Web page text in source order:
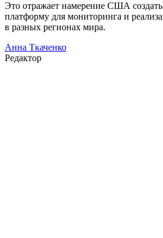
Это отражает намерение США
платформу для мониторинга и
в разных регионах мира.
Анна Ткаченко
Редактор